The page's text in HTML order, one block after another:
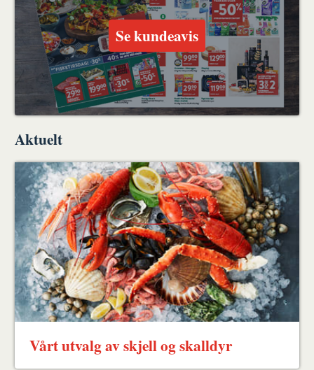
Se kundeavis
Aktuelt
Vårt utvalg av skjell og skalldyr